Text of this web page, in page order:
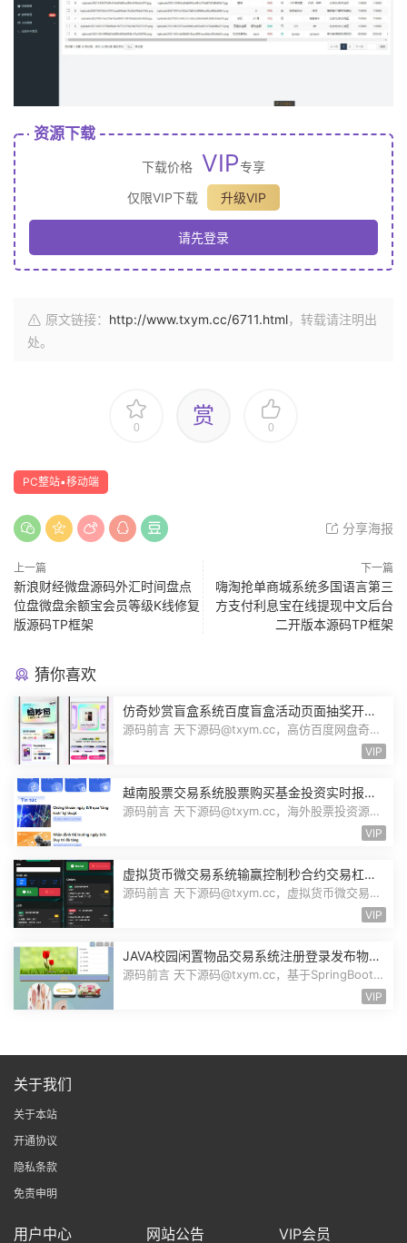
资源下载
下载价格 VIP专享
仅限VIP下载
升级VIP
请先登录
原文链接： http://www.txym.cc/6711.html，转载请注明出
处。
0 赏 0
PC整站▪移动端
分享海报
上一篇
新浪财经微盘源码外汇时间盘点
位盘微盘余额宝会员等级K线修复
版源码TP框架
下一篇
嗨淘抢单商城系统多国语言第三
方支付利息宝在线提现中文后台
二开版本源码TP框架
猜你喜欢
仿奇妙赏盲盒系统百度盲盒活动页面抽奖开盒
奖品展示概率设置无限回调源码潮玩V6
源码前言 天下源码@txym.cc，高仿百度网盘奇妙
VIP
越南股票交易系统股票购买基金投资实时报价
交易信息投资组合海外股票投资PHP源码
源码前言 天下源码@txym.cc，海外股票投资源
VIP
虚拟货币微交易系统输赢控制秒合约交易杠杆
交易现货交易跟单员模式纯英文版源码BitTong
源码前言 天下源码@txym.cc，虚拟货币微交易投
VIP
JAVA校园闲置物品交易系统注册登录发布物品
搜索物品物品交易文章资讯商家管理源码
源码前言 天下源码@txym.cc，基于SpringBoot的
VIP
关于我们
关于本站
开通协议
隐私条款
免责申明
用户中心 网站公告 VIP会员